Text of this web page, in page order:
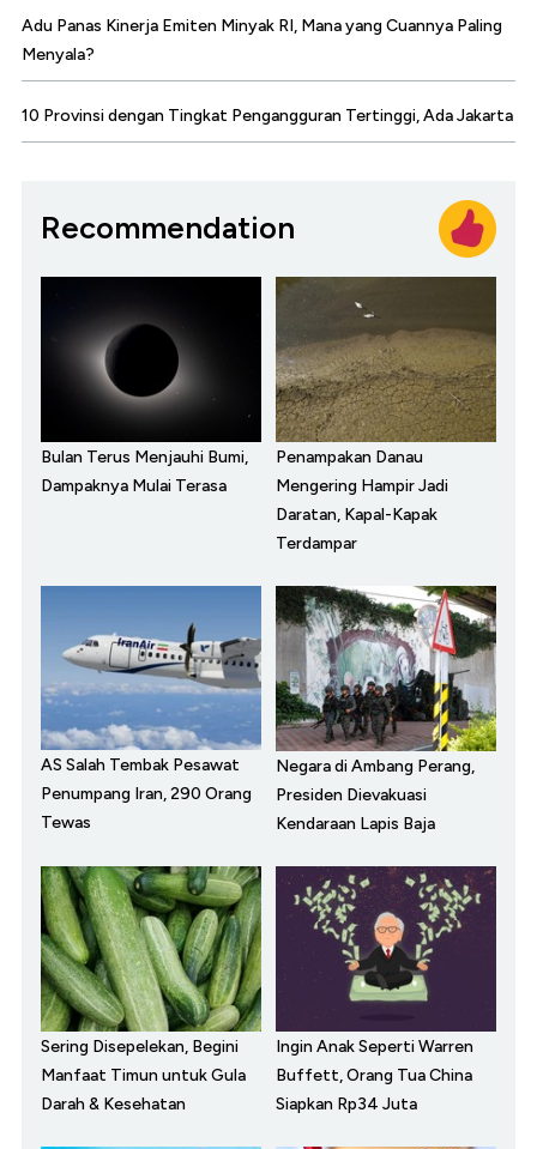
Adu Panas Kinerja Emiten Minyak RI, Mana yang Cuannya Paling
Menyala?
10 Provinsi dengan Tingkat Pengangguran Tertinggi, Ada Jakarta
Recommendation
Bulan Terus Menjauhi Bumi,
Dampaknya Mulai Terasa
Penampakan Danau
Mengering Hampir Jadi
Daratan, Kapal-Kapak
Terdampar
AS Salah Tembak Pesawat
Penumpang Iran, 290 Orang
Tewas
Negara di Ambang Perang,
Presiden Dievakuasi
Kendaraan Lapis Baja
Sering Disepelekan, Begini
Manfaat Timun untuk Gula
Darah & Kesehatan
Ingin Anak Seperti Warren
Buffett, Orang Tua China
Siapkan Rp34 Juta